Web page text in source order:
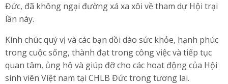
Đức, đã không ngại đường xá xa xôi về tham dự Hội trại
lần này.
Kính chúc quý vị và các bạn dồi dào sức khỏe, hạnh phúc
trong cuộc sống, thành đạt trong công việc và tiếp tục
quan tâm, ủng hộ và giúp đỡ cho các hoạt động của Hội
sinh viên Việt nam tại CHLB Đức trong tương lai.